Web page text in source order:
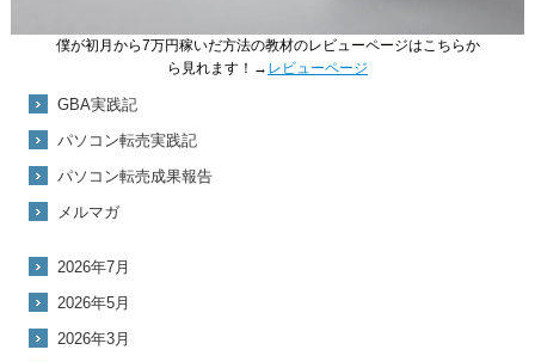
僕が初月から7万円稼いだ方法の教材のレビューページはこちらか
ら見れます！→ レビューページ
GBA実践記
パソコン転売実践記
パソコン転売成果報告
メルマガ
2026年7月
2026年5月
2026年3月